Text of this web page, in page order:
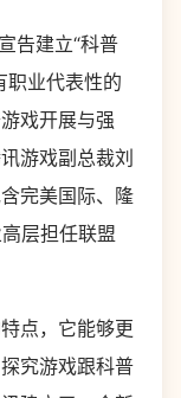
告建立“科普
职业代表性的
戏开展与强
游戏副总裁刘
完美国际、隆
层担任联盟
点，它能够更
究游戏跟科普